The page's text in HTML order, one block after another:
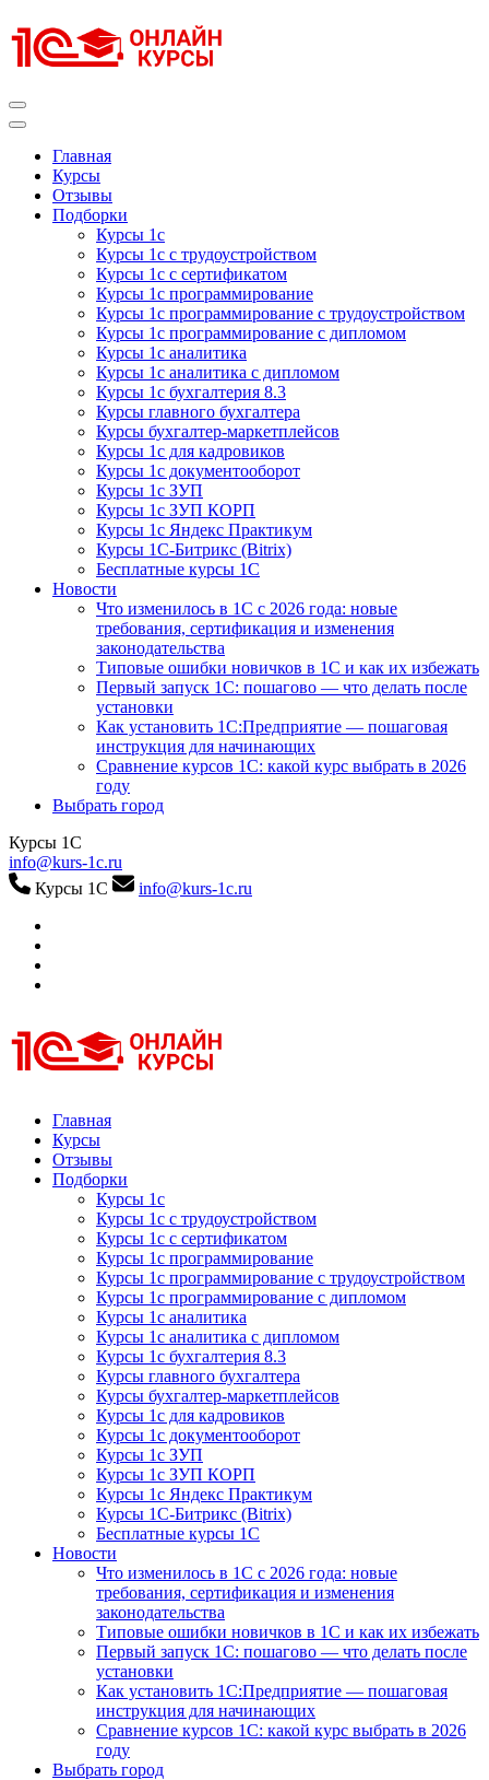
к
содержимому
Главная
Курсы
Отзывы
Подборки
Курсы 1с
Курсы 1с с трудоустройством
Курсы 1с с сертификатом
Курсы 1с программирование
Курсы 1с программирование с трудоустройством
Курсы 1с программирование с дипломом
Курсы 1с аналитика
Курсы 1с аналитика с дипломом
Курсы 1с бухгалтерия 8.3
Курсы главного бухгалтера
Курсы бухгалтер-маркетплейсов
Курсы 1с для кадровиков
Курсы 1с документооборот
Курсы 1с ЗУП
Курсы 1с ЗУП КОРП
Курсы 1с Яндекс Практикум
Курсы 1С-Битрикс (Bitrix)
Бесплатные курсы 1С
Новости
Что изменилось в 1С с 2026 года: новые
требования, сертификация и изменения
законодательства
Типовые ошибки новичков в 1С и как их избежать
Первый запуск 1С: пошагово — что делать после
установки
Как установить 1С:Предприятие — пошаговая
инструкция для начинающих
Сравнение курсов 1С: какой курс выбрать в 2026
году
Выбрать город
Курсы 1С
info@kurs-1c.ru
Курсы 1С
info@kurs-1c.ru
Курсы 1С
Курсы 1С официальная сертификация
Главная
Курсы
Отзывы
Подборки
Курсы 1с
Курсы 1с с трудоустройством
Курсы 1с с сертификатом
Курсы 1с программирование
Курсы 1с программирование с трудоустройством
Курсы 1с программирование с дипломом
Курсы 1с аналитика
Курсы 1с аналитика с дипломом
Курсы 1с бухгалтерия 8.3
Курсы главного бухгалтера
Курсы бухгалтер-маркетплейсов
Курсы 1с для кадровиков
Курсы 1с документооборот
Курсы 1с ЗУП
Курсы 1с ЗУП КОРП
Курсы 1с Яндекс Практикум
Курсы 1С-Битрикс (Bitrix)
Бесплатные курсы 1С
Новости
Что изменилось в 1С с 2026 года: новые
требования, сертификация и изменения
законодательства
Типовые ошибки новичков в 1С и как их избежать
Первый запуск 1С: пошагово — что делать после
установки
Как установить 1С:Предприятие — пошаговая
инструкция для начинающих
Сравнение курсов 1С: какой курс выбрать в 2026
году
Выбрать город